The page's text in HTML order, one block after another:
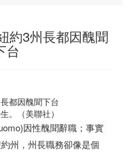
約3州長都因醜聞
台
。（美聯社）
因性醜聞辭職；事實
州，州長職務卻像是個